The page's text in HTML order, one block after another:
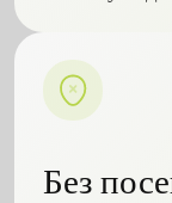
Без